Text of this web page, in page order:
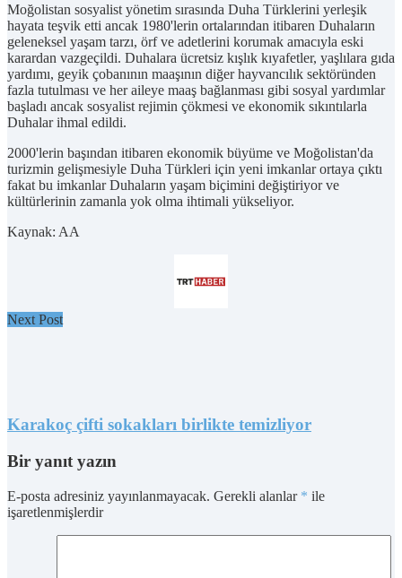
Moğolistan sosyalist yönetim sırasında Duha Türklerini yerleşik
hayata teşvik etti ancak 1980'lerin ortalarından itibaren Duhaların
geleneksel yaşam tarzı, örf ve adetlerini korumak amacıyla eski
karardan vazgeçildi. Duhalara ücretsiz kışlık kıyafetler, yaşlılara gıda
yardımı, geyik çobanının maaşının diğer hayvancılık sektöründen
fazla tutulması ve her aileye maaş bağlanması gibi sosyal yardımlar
başladı ancak sosyalist rejimin çökmesi ve ekonomik sıkıntılarla
Duhalar ihmal edildi.
2000'lerin başından itibaren ekonomik büyüme ve Moğolistan'da
turizmin gelişmesiyle Duha Türkleri için yeni imkanlar ortaya çıktı
fakat bu imkanlar Duhaların yaşam biçimini değiştiriyor ve
kültürlerinin zamanla yok olma ihtimali yükseliyor.
Kaynak: AA
Next Post
Karakoç çifti sokakları birlikte temizliyor
Bir yanıt yazın
E-posta adresiniz yayınlanmayacak. Gerekli alanlar * ile
işaretlenmişlerdir